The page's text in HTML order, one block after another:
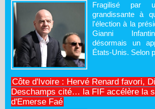
Fragilisé par
grandissante à
l'élection à la
Gianni
désormais un
États-Unis. Selon
Côte d'Ivoire : Hervé Renard favori,
Deschamps cité… la FIF accélère la
d'Emerse Faé